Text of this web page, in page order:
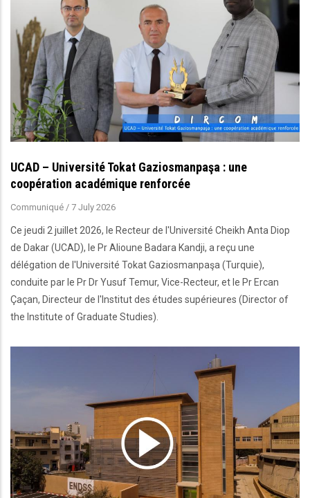
UCAD – Université Tokat Gaziosmanpaşa : une
coopération académique renforcée
Communiqué / 7 July 2026
Ce jeudi 2 juillet 2026, le Recteur de l'Université Cheikh Anta Diop
de Dakar (UCAD), le Pr Alioune Badara Kandji, a reçu une
délégation de l'Université Tokat Gaziosmanpaşa (Turquie),
conduite par le Pr Dr Yusuf Temur, Vice-Recteur, et le Pr Ercan
Çaçan, Directeur de l'Institut des études supérieures (Director of
the Institute of Graduate Studies).